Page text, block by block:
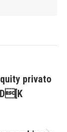
privato